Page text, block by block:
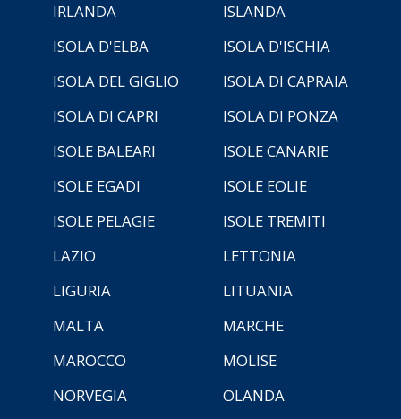
IRLANDA
ISLANDA
ISOLA D'ELBA
ISOLA D'ISCHIA
ISOLA DEL GIGLIO
ISOLA DI CAPRAIA
ISOLA DI CAPRI
ISOLA DI PONZA
ISOLE BALEARI
ISOLE CANARIE
ISOLE EGADI
ISOLE EOLIE
ISOLE PELAGIE
ISOLE TREMITI
LAZIO
LETTONIA
LIGURIA
LITUANIA
MALTA
MARCHE
MAROCCO
MOLISE
NORVEGIA
OLANDA